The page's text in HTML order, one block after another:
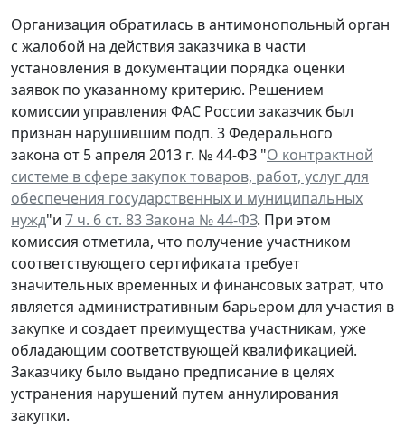
Организация обратилась в антимонопольный орган
с жалобой на действия заказчика в части
установления в документации порядка оценки
заявок по указанному критерию. Решением
комиссии управления ФАС России заказчик был
признан нарушившим подп. 3 Федерального
закона от 5 апреля 2013 г. № 44-ФЗ "О контрактной
системе в сфере закупок товаров, работ, услуг для
обеспечения государственных и муниципальных
нужд"и 7 ч. 6 ст. 83 Закона № 44-ФЗ. При этом
комиссия отметила, что получение участником
соответствующего сертификата требует
значительных временных и финансовых затрат, что
является административным барьером для участия в
закупке и создает преимущества участникам, уже
обладающим соответствующей квалификацией.
Заказчику было выдано предписание в целях
устранения нарушений путем аннулирования
закупки.